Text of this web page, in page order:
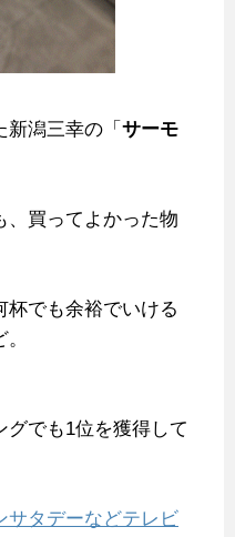
潟三幸の「 サーモ
、買ってよかった物
杯でも余裕でいける
グでも1位を獲得して
サタデーなどテレビ